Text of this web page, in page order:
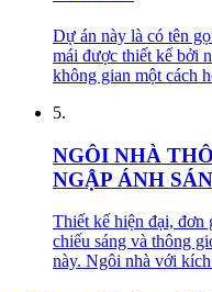
Dự án này là có tên
mái được thiết kế bởi
không gian một cách
5.
NGÔI NHÀ
NGẬP ÁNH
Thiết kế hiện đại, đơn
chiếu sáng và thông
này. Ngôi nhà với